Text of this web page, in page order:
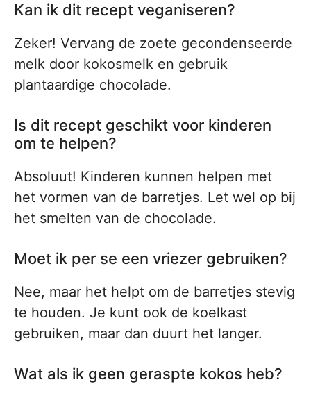
Kan ik dit recept veganiseren?
Zeker! Vervang de zoete gecondenseerde
melk door kokosmelk en gebruik
plantaardige chocolade.
Is dit recept geschikt voor kinderen
om te helpen?
Absoluut! Kinderen kunnen helpen met
het vormen van de barretjes. Let wel op bij
het smelten van de chocolade.
Moet ik per se een vriezer gebruiken?
Nee, maar het helpt om de barretjes stevig
te houden. Je kunt ook de koelkast
gebruiken, maar dan duurt het langer.
Wat als ik geen geraspte kokos heb?